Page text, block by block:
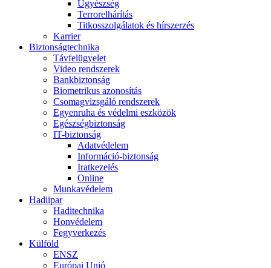
Ügyészség
Terrorelhárítás
Titkosszolgálatok és hírszerzés
Karrier
Biztonságtechnika
Távfelügyelet
Video rendszerek
Bankbiztonság
Biometrikus azonosítás
Csomagvizsgáló rendszerek
Egyenruha és védelmi eszközök
Egészségbiztonság
IT-biztonság
Adatvédelem
Információ-biztonság
Iratkezelés
Online
Munkavédelem
Hadiipar
Haditechnika
Honvédelem
Fegyverkezés
Külföld
ENSZ
Európai Unió